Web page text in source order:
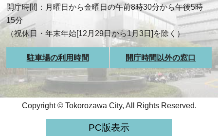
開庁時間：月曜日から金曜日の午前8時30分から午後5時
15分
（祝休日・年末年始[12月29日から1月3日]を除く）
駐車場の利用時間 開庁時間以外の窓口
Copyright © Tokorozawa City, All Rights Reserved.
PC版表示